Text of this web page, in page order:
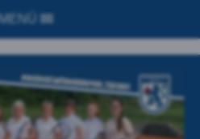
MENÜ